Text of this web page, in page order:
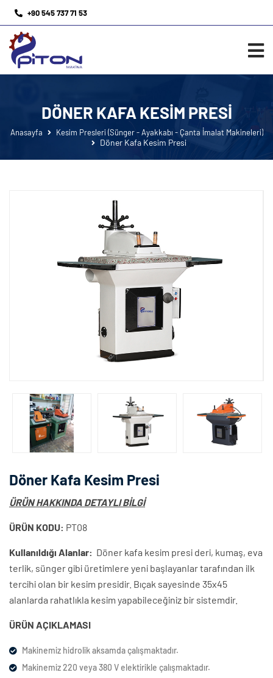
+90 545 737 71 53
DÖNER KAFA KESIM PRESI
Anasayfa Kesim Presleri (Sünger - Ayakkabı - Çanta İmalat Makineleri)
Döner Kafa Kesim Presi
Döner Kafa Kesim Presi
ÜRÜN HAKKINDA DETAYLI BİLGİ
ÜRÜN KODU: PT08
Kullanıldığı Alanlar: Döner kafa kesim presi deri, kumaş, eva
terlik, sünger gibi üretimlere yeni başlayanlar tarafından ilk
tercihi olan bir kesim presidir. Bıçak sayesinde 35x45
alanlarda rahatlıkla kesim yapabileceğiniz bir sistemdir.
ÜRÜN AÇIKLAMASI
Makinemiz hidrolik aksamda çalışmaktadır.
Makinemiz 220 veya 380 V elektirikle çalışmaktadır.